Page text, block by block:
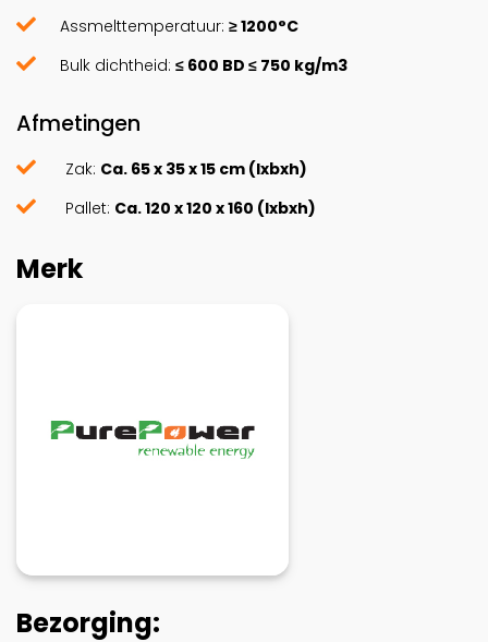
Assmelttemperatuur: ≥ 1200°C
Bulk dichtheid: ≤ 600 BD ≤ 750 kg/m3
Afmetingen
Zak: Ca. 65 x 35 x 15 cm (lxbxh)
Pallet: Ca. 120 x 120 x 160 (lxbxh)
Merk
Bezorging: